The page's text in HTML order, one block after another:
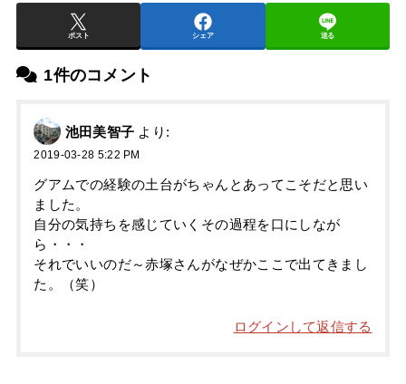
ポスト シェア 送る
1件のコメント
池田美智子 より:
2019-03-28 5:22 PM
グアムでの経験の土台がちゃんとあってこそだと思い
ました。
自分の気持ちを感じていくその過程を口にしなが
ら・・・
それでいいのだ～赤塚さんがなぜかここで出てきまし
た。（笑）
ログインして返信する